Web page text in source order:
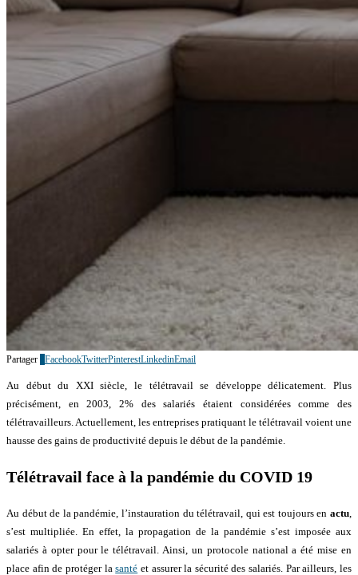
Partager FacebookTwitterPinterestLinkedinEmail
Au début du XXI siècle, le télétravail se développe délicatement. Plus
précisément, en 2003, 2% des salariés étaient considérées comme des
télétravailleurs. Actuellement, les entreprises pratiquant le télétravail voient une
hausse des gains de productivité depuis le début de la pandémie.
Télétravail face à la pandémie du COVID 19
Au début de la pandémie, l’instauration du télétravail, qui est toujours en actu
s’est multipliée. En effet, la propagation de la pandémie s’est imposée aux
salariés à opter pour le télétravail. Ainsi, un protocole national a été mise en
place afin de protéger lasanté et assurer la sécurité des salariés. Par ailleurs, les